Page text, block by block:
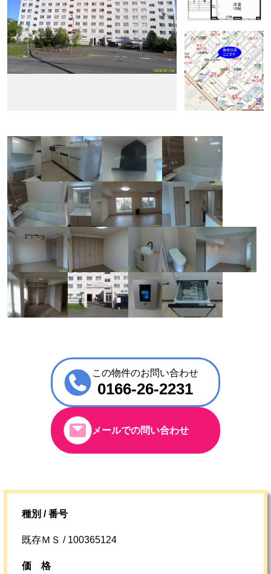
この物件のお問い合わせ
0166-26-2231
メールでの問い合わせ
種別 / 番号
既存ＭＳ / 100365124
価格